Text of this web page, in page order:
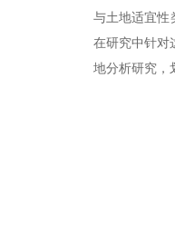
与土地适宜性
在研究中针对
地分析研究，